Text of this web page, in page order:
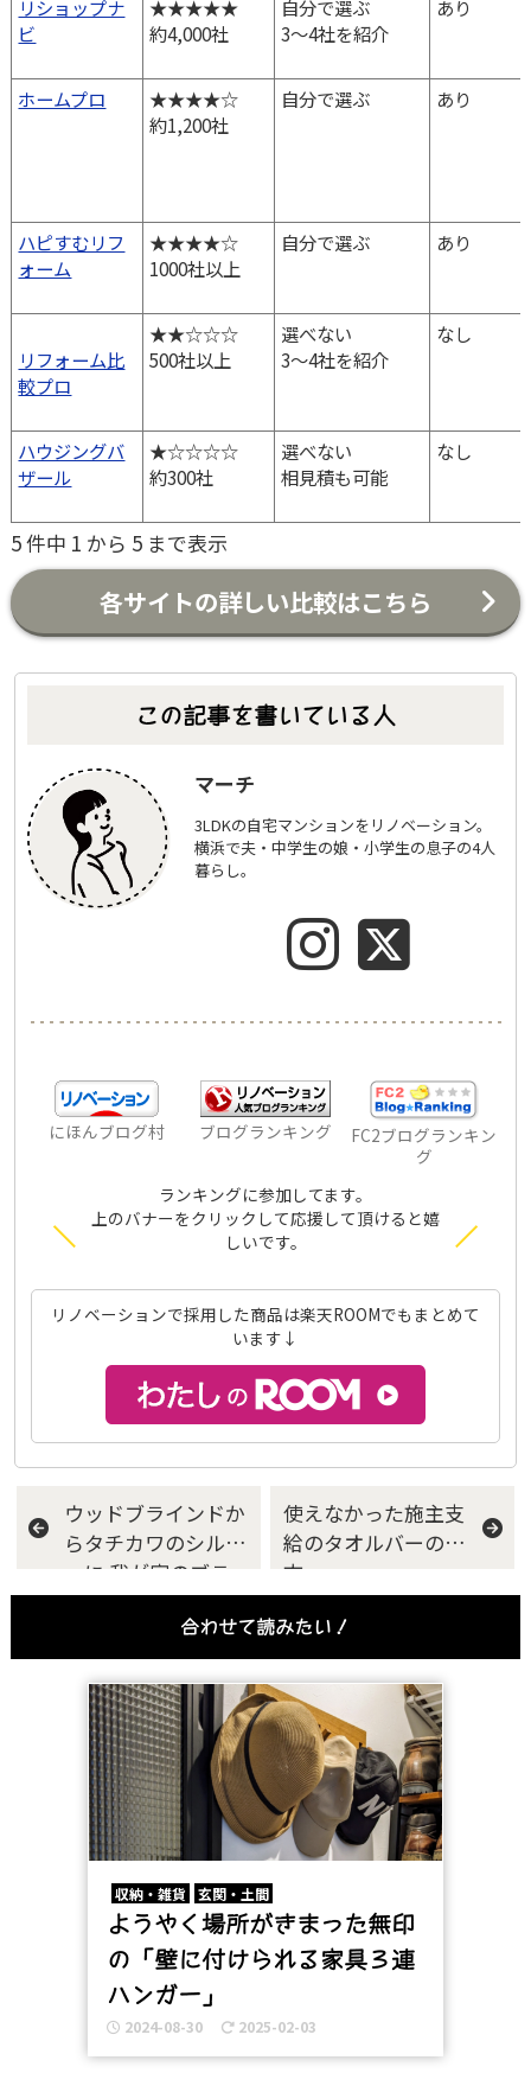
リショップナ
ビ
★★★★★
約4,000社
自分で選ぶ
3～4社を紹介
あり
ホームプロ
★★★★☆
約1,200社
自分で選ぶ あり
ハピすむリフ
ォーム
★★★★☆
1000社以上
自分で選ぶ あり
リフォーム比
較プロ
★★☆☆☆
500社以上
選べない
3～4社を紹介
なし
ハウジングバ
ザール
★☆☆☆☆
約300社
選べない
相見積も可能
なし
5 件中 1 から 5 まで表示
各サイトの詳しい比較はこちら
この記事を書いている人
マーチ
3LDKの自宅マンションをリノベーション。
横浜で夫・中学生の娘・小学生の息子の4人
暮らし。
にほんブログ村 ブログランキング
FC2ブログランキン
グ
ランキングに参加してます。
上のバナーをクリックして応援して頂けると嬉
しいです。
リノベーションで採用した商品は楽天ROOMでもまとめて
います↓
ウッドブラインドか
らタチカワのシルキ
ーに 我が家のブラ
インド
使えなかった施主支
給のタオルバーの行
方
合わせて読みたい！
収納・雑貨 玄関・土間
ようやく場所がきまった無印
の「壁に付けられる家具３連
ハンガー」
2024-08-30 2025-02-03